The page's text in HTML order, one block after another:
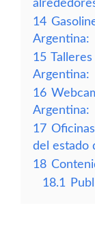
14
Argentina:
15
Argentina:
16
Argentina:
17
del estado
18
18.1